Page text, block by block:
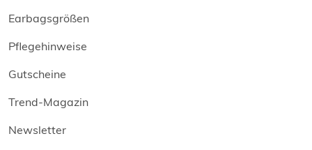
Earbagsgrößen
Pflegehinweise
Gutscheine
Trend-Magazin
Newsletter